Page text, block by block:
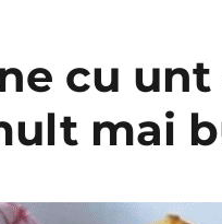
cu unt
mai